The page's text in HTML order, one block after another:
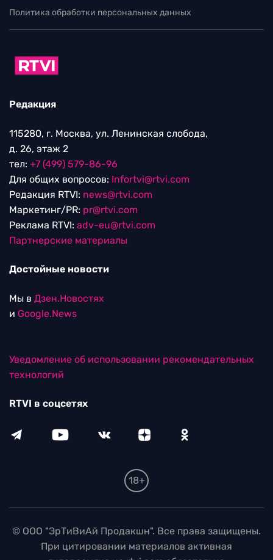
Политика обработки персональных данных
Редакция
115280, г. Москва, ул. Ленинская слобода,
д. 26, этаж 2
тел: +7 (499) 579-86-96
Для общих вопросов: Infortvi@rtvi.com
Редакция RTVI: news@rtvi.com
Маркетинг/PR: pr@rtvi.com
Реклама RTVI: adv-eu@rtvi.com
Партнерские материалы
Достойные новости
Мы в Дзен.Новостях
и Google.News
Уведомление об использовании рекомендательных
технологий
RTVI в соцсетях
18+
© ООО "ЭрТиВиАй Продакшн". Все права защищены.
При цитировании материалов активная